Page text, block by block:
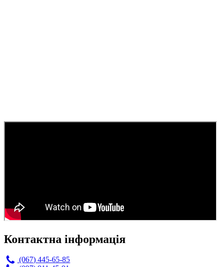
Контактна інформація
(067) 445-65-85